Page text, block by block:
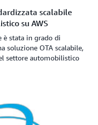
scalabile
su AWS
è stata in grado di
soluzione OTA scalabile,
settore automobilistico